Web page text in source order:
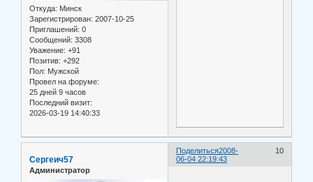
Откуда: Минск
Зарегистрирован: 2007-10-25
Приглашений: 0
Сообщений: 3308
Уважение: +91
Позитив: +292
Пол: Мужской
Провел на форуме:
25 дней 9 часов
Последний визит:
2026-03-19 14:40:33
Поделиться 10
2008-
06-04 22:19:43
Сергеич57
Администратор